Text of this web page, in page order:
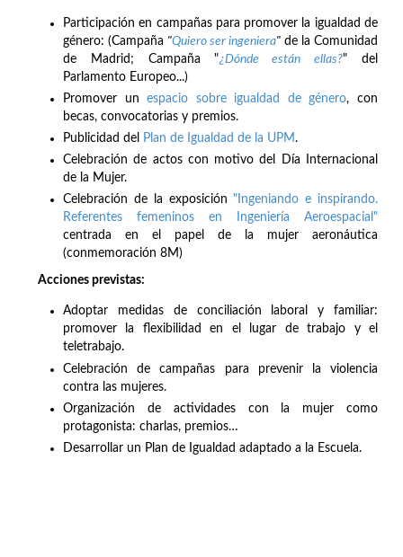
Participación en campañas para promover la igualdad de
género: (Campaña "Quiero ser ingeniera" de la Comunidad
de Madrid; Campaña "¿Dónde están ellas?" del
Parlamento Europeo...)
Promover unespacio sobre igualdad de género, con
becas, convocatorias y premios.
Publicidad del
Plan de Igualdad de la UPM.
Celebración de actos con motivo del Día Internacional
de la Mujer.
Celebración de la exposición "Ingeniando e inspirando.
Referentes femeninos en Ingeniería Aeroespacial"
centrada en el papel de la mujer aeronáutica
(conmemoración 8M)
Acciones previstas:
Adoptar medidas de conciliación laboral y familiar:
promover la flexibilidad en el lugar de trabajo y el
teletrabajo.
Celebración de campañas para prevenir la violencia
contra las mujeres.
Organización de actividades con la mujer como
protagonista: charlas, premios…
Desarrollar un Plan de Igualdad adaptado a la Escuela.